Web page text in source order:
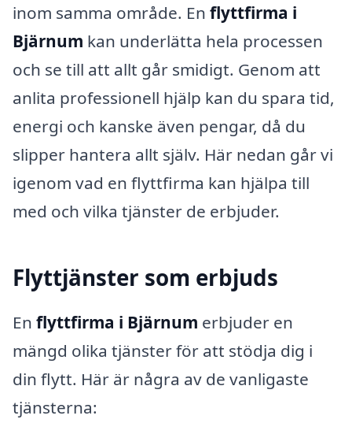
inom samma område. En flyttfirma i
Bjärnum kan underlätta hela processen
och se till att allt går smidigt. Genom att
anlita professionell hjälp kan du spara tid,
energi och kanske även pengar, då du
slipper hantera allt själv. Här nedan går vi
igenom vad en flyttfirma kan hjälpa till
med och vilka tjänster de erbjuder.
Flyttjänster som erbjuds
En flyttfirma i Bjärnum erbjuder en
mängd olika tjänster för att stödja dig i
din flytt. Här är några av de vanligaste
tjänsterna: